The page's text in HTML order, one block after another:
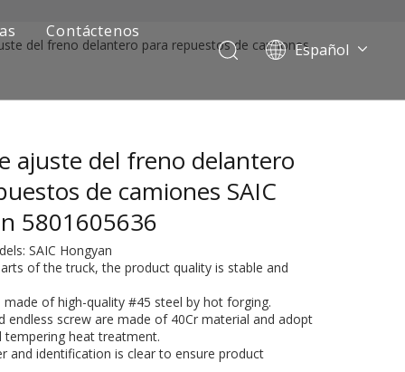
de camiones mineros
Contáctenos
Español
Pусский
العربية
del freno delantero para repuestos de camiones
ajuste del freno delantero
de camiones SAIC
5801605636
SAIC Hongyan
of the truck, the product quality is stable and
made of high-quality #45 steel by hot forging.
endless screw are made of 40Cr material and adopt
tempering heat treatment.
and identification is clear to ensure product